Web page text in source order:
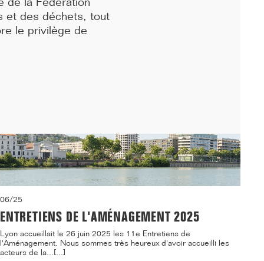
06/25
ENTRETIENS DE L'AMÉNAGEMENT 2025
Lyon accueillait le 26 juin 2025 les 11e Entretiens de
l'Aménagement. Nous sommes très heureux d'avoir accueilli les
acteurs de la...[...]
et des déchets, tout
le privilège de